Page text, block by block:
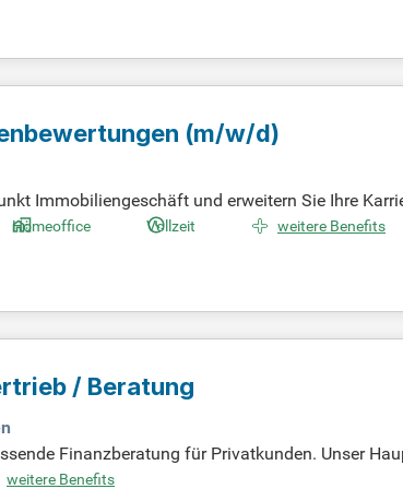
(m/w/d)
Immobiliengeschäft und erweitern Sie Ihre
oder Immobilienbewertung. Profitieren Sie von
Jahresbruttogehalt variiert je nach Qualifikation
Homeoffice Vollzeit weitere Benefits
/ Beratung
Finanzberatung für Privatkunden. Unser
zu sichern. Wir unterstützen Sie bei der
weitere Benefits